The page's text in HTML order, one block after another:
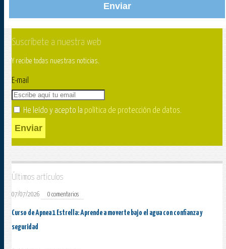
Enviar
Suscríbete a nuestra web
Y recibe todas nuestras noticias.
E-mail
He leído y acepto la política de protección de datos.
Enviar
Últimos artículos
07/07/2026 0 comentarios
Curso de Apnea 1 Estrella: Aprende a moverte bajo el agua con confianza y
seguridad